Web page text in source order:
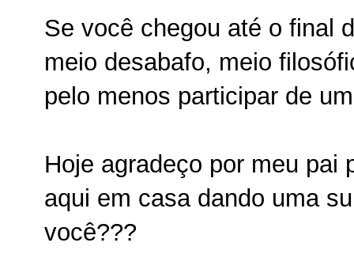
Se você chegou até o final
meio desabafo, meio
pelo menos participar de
Hoje agradeço por meu pai
aqui em casa dando uma
você???